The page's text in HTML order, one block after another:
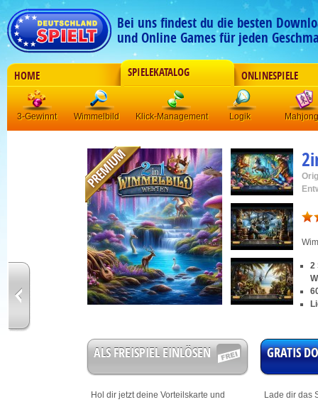
Bei uns findest du die besten
und Online Games für jeden
HOME SPIELEKATALOG ONLINESPIELE
3-Gewinnt Wimmelbild Klick-Management Logik Mahjong
2
ALS FREISPIEL EINLÖSEN
Hol dir jetzt deine Vorteilskarte und
GRATIS
Lade dir das